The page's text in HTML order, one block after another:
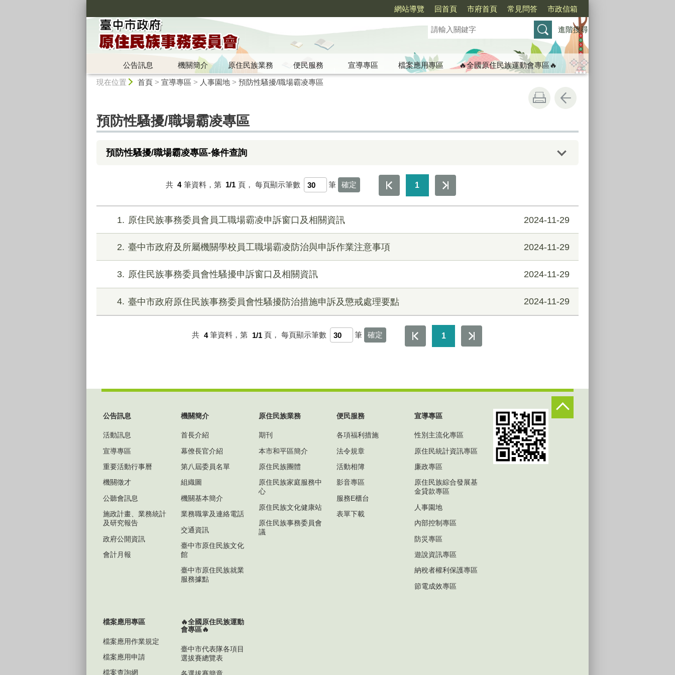
網站導覽 回首頁 市府首頁 常見問答 市政信箱
進階搜尋
公告訊息 機關簡介 原住民族業務 便民服務 宣導專區 檔案應用專區
🔥全國原住民族運動會專區🔥
現在位置 首頁> 宣導專區 > 人事園地> 預防性騷擾/職場霸凌專區
預防性騷擾/職場霸凌專區
預防性騷擾/職場霸凌專區-條件查詢
共 4 筆資料，第 1/1 頁， 每頁顯示筆數 筆 1
1 原住民族事務委員會員工職場霸凌申訴窗口及相關資訊 2024-11-29
2 臺中市政府及所屬機關學校員工職場霸凌防治與申訴作業注意事項 2024-11-29
3 原住民族事務委員會性騷擾申訴窗口及相關資訊 2024-11-29
4 臺中市政府原住民族事務委員會性騷擾防治措施申訴及懲戒處理要點 2024-11-29
共 4 筆資料，第 1/1 頁， 每頁顯示筆數 筆 1
公告訊息
活動訊息
宣導專區
重要活動行事曆
機關徵才
公聽會訊息
施政計畫、業務統計
及研究報告
政府公開資訊
會計月報
機關簡介
首長介紹
幕僚長官介紹
第八屆委員名單
組織圖
機關基本簡介
業務職掌及連絡電話
交通資訊
臺中市原住民族文化
館
臺中市原住民族就業
服務據點
原住民族業務
期刊
本市和平區簡介
原住民族團體
原住民族家庭服務中
心
原住民族文化健康站
原住民族事務委員會
議
便民服務
各項福利措施
法令規章
活動相簿
影音專區
服務E櫃台
表單下載
宣導專區
性別主流化專區
原住民統計資訊專區
廉政專區
原住民族綜合發展基
金貸款專區
人事園地
內部控制專區
防災專區
遊說資訊專區
納稅者權利保護專區
節電成效專區
檔案應用專區
檔案應用作業規定
檔案應用申請
檔案查詢網
🔥全國原住民族運動
會專區🔥
臺中市代表隊各項目
選拔賽總覽表